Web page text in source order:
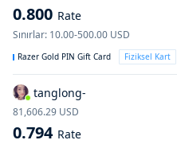
0.800 Rate
Sınırlar: 10.00-500.00 USD
Razer Gold PIN Gift Card Fiziksel Kart
tanglong-
81,606.29 USD
0.794 Rate